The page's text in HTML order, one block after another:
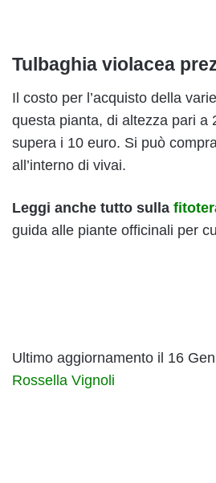
Tulbaghia violacea
Il costo per l’acquisto della
questa pianta, di altezza pari a
supera i 10 euro. Si può
all’interno di vivai.
Leggi anche tutto sulla
guida alle piante officinali per
Ultimo aggiornamento il 16
Rossella Vignoli